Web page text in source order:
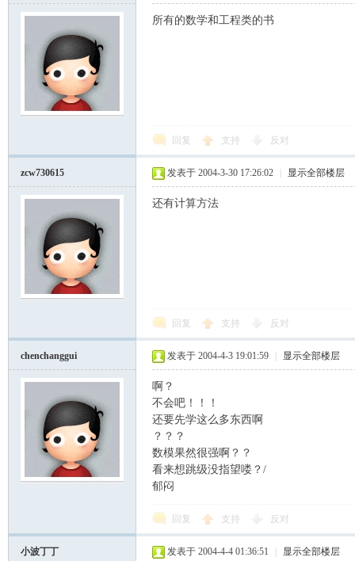
所有的数学和工程类的书
回复 支持 反对
zcw730615 发表于 2004-3-30 17:26:02 显示全部楼层
还有计算方法
回复 支持 反对
chenchanggui 发表于 2004-4-3 19:01:59 显示全部楼层
啊？
不会吧！！！
还要先学这么多东西啊
？？？
数模果然很强啊？？
看来想跳级没指望喽？/
郁闷
回复 支持 反对
小波丁丁 发表于 2004-4-4 01:36:51 显示全部楼层